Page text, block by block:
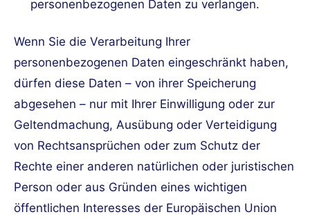
personenbezogenen Daten zu verlangen.
Wenn Sie die Verarbeitung Ihrer
personenbezogenen Daten eingeschränkt haben,
dürfen diese Daten – von ihrer Speicherung
abgesehen – nur mit Ihrer Einwilligung oder zur
Geltendmachung, Ausübung oder Verteidigung
von Rechtsansprüchen oder zum Schutz der
Rechte einer anderen natürlichen oder juristischen
Person oder aus Gründen eines wichtigen
öffentlichen Interesses der Europäischen Union